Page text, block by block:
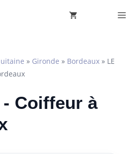
» Gironde » Bordeaux » LE
- Coiffeur à